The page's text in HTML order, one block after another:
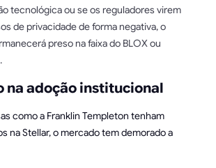
tecnológica ou se os reguladores virem
de privacidade de forma negativa, o
preso na faixa do BLOX ou
na adoção institucional
como a Franklin Templeton tenham
na Stellar, o mercado tem demorado a